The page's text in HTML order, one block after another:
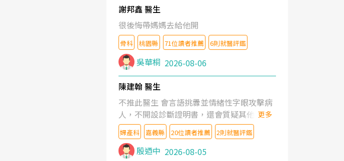
謝邦鑫 醫生
很後悔帶媽媽去給他開
骨科 桃園縣 71位讀者推薦 6則就醫評鑑
吳華桐 2026-08-06
陳建翰 醫生
不推此醫生 會言語挑釁並情緒性字眼攻擊病
人，不開設診斷證明書，還會質疑其他醫生
的判斷！
更多
婦產科 嘉義縣 20位讀者推薦 2則就醫評鑑
殷迺中 2026-08-05